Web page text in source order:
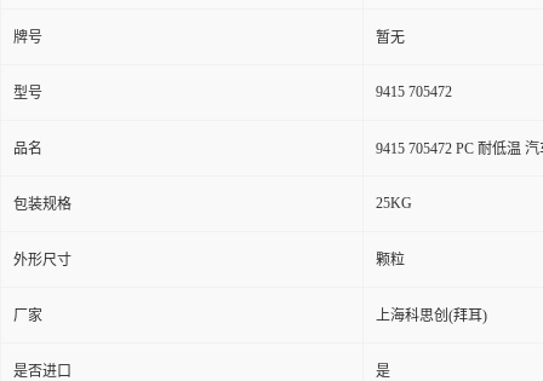
牌号 暂无
型号 9415 705472
品名 9415 705472 PC 耐低温
包装规格 25KG
外形尺寸 颗粒
厂家 上海科思创(拜耳)
是否进口 是